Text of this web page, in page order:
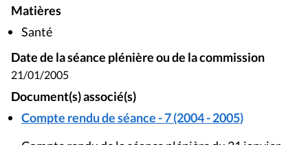
Matières
Santé
Date de la séance plénière ou de la commission
21/01/2005
Document(s) associé(s)
Compte rendu de séance - 7 (2004 - 2005)